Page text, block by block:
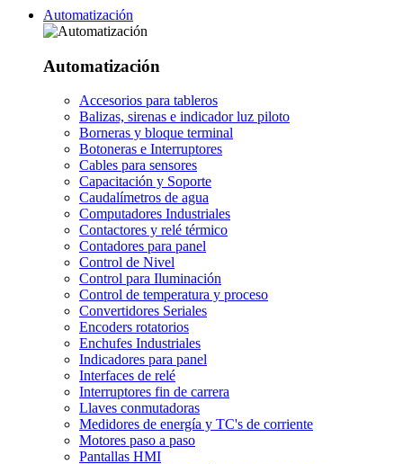
Automatización
Automatización
Accesorios para tableros
Balizas, sirenas e indicador luz piloto
Borneras y bloque terminal
Botoneras e Interruptores
Cables para sensores
Capacitación y Soporte
Caudalímetros de agua
Computadores Industriales
Contactores y relé térmico
Contadores para panel
Control de Nivel
Control para Iluminación
Control de temperatura y proceso
Convertidores Seriales
Encoders rotatorios
Enchufes Industriales
Indicadores para panel
Interfaces de relé
Interruptores fin de carrera
Llaves conmutadoras
Medidores de energía y TC's de corriente
Motores paso a paso
Pantallas HMI